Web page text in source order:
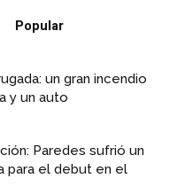
Popular
un gran incendio
y un auto
Paredes sufrió un
para el debut en el